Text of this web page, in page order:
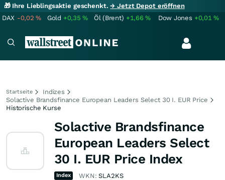
🎁 Ihre Lieblingsaktie geschenkt.→ Jetzt Depot eröffnen
DAX -0,02% Gold +0,35% Öl (Brent) +1,66% Dow Jones +0,01%
Startseite
Indizes
Solactive Brandsfinance European Leaders Select 30 I. EUR Price
Historische Kurse
Solactive Brandsfinance
European Leaders Select
30 I. EUR Price Index
Index WKN:SLA2KS